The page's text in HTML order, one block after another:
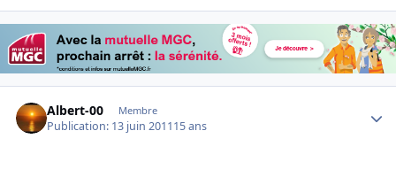
Albert-00 Membre
Publication: 13 juin 201115 ans